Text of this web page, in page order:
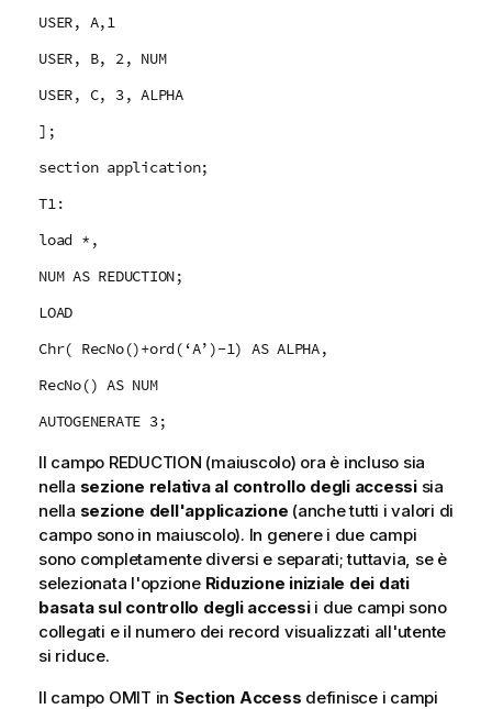
USER, A,1
USER, B, 2, NUM
USER, C, 3, ALPHA
];
section application;
T1:
load *,
NUM AS REDUCTION;
LOAD
Chr( RecNo()+ord(‘A’)-1) AS ALPHA,
RecNo() AS NUM
AUTOGENERATE 3;
Il campo REDUCTION (maiuscolo) ora è incluso sia
nella sezione relativa al controllo degli accessisia
nella sezione dell'applicazione (anche tutti i valori di
campo sono in maiuscolo). In genere i due campi
sono completamente diversi e separati; tuttavia, se è
selezionata l'opzione Riduzione iniziale dei dati
basata sul controllo degli accessii due campi sono
collegati e il numero dei record visualizzati all'utente
si riduce.
Il campo OMIT in Section Access definisce i campi